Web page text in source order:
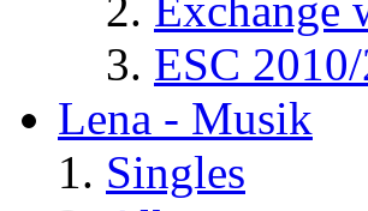
ESC
Lena - Musik
Singles